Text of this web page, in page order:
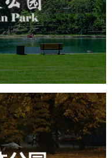
智慧公园
智能步道
智能语音亭
公园